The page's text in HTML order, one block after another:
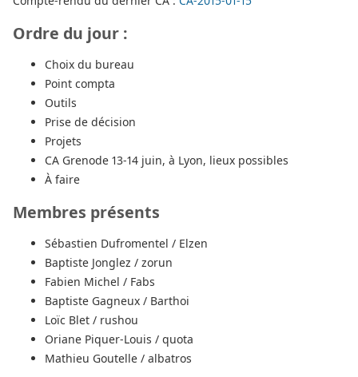
Ordre du jour :
Choix du bureau
Point compta
Outils
Prise de décision
Projets
CA Grenode 13-14 juin, à Lyon, lieux possibles
À faire
Membres présents
Sébastien Dufromentel / Elzen
Baptiste Jonglez / zorun
Fabien Michel / Fabs
Baptiste Gagneux / Barthoi
Loïc Blet / rushou
Oriane Piquer-Louis / quota
Mathieu Goutelle / albatros